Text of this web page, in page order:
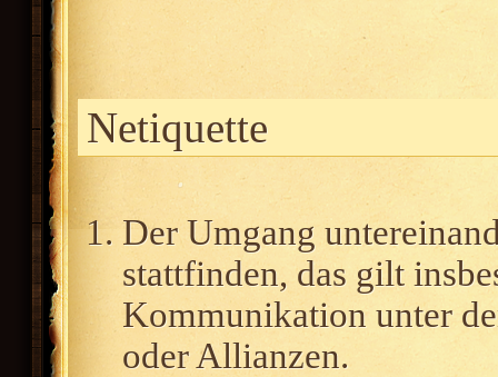
Netiquette
Der Umgang
stattfinden, das gilt
Kommunikation unter
oder Allianzen.